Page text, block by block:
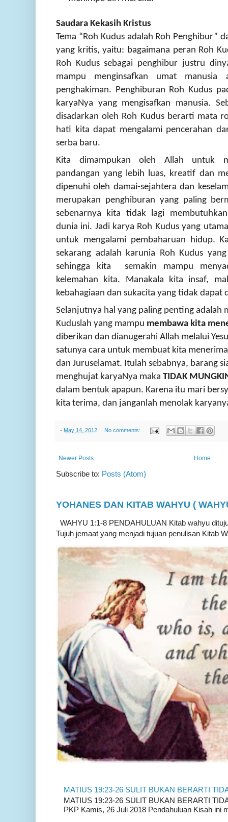
Saudara Kekasih Kristus
Tema “Roh Kudus adalah Roh Penghibur”
yang kritis, yaitu: bagaimana peran Roh
Roh Kudus sebagai penghibur justru
mampu menginsafkan umat manusia
penghakiman. Penghiburan Roh Kudus
karyaNya yang mengisafkan manusia.
disadarkan oleh Roh Kudus berarti mata
hati kita dapat mengalami pencerahan
serba baru.
Kita dimampukan oleh Allah untuk
pandangan yang lebih luas, kreatif dan
dipenuhi oleh damai-sejahtera dan
merupakan penghiburan yang paling
sebenarnya kita tidak lagi
dunia ini. Jadi karya Roh Kudus yang
untuk mengalami pembaharuan hidup.
sekarang adalah karunia Roh Kudus
sehingga kita semakin mampu
kelemahan kita. Manakala kita insaf,
kebahagiaan dan sukacita yang tidak dapat
Selanjutnya hal yang paling penting adalah
Kuduslah yang mampu membawa kita
diberikan dan dianugerahi Allah melalui
satunya cara untuk membuat kita menerima
dan Juruselamat. Itulah sebabnya, barang
menghujat karyaNya maka TIDAK
dalam bentuk apapun. Karena itu mari
kita terima, dan janganlah menolak
- May 14, 2012 No comments:
Newer Posts Home
Subscribe to: Posts (Atom)
YOHANES DAN KITAB WAHYU (
WAHYU 1:1-8 PENDAHULUAN Kitab wahyu
Tujuh jemaat yang menjadi tujuan penulisan Kitab
MATIUS 19:23-26 SULIT BUKAN BERARTI
MATIUS 19:23-26 SULIT BUKAN BERARTI
PKP Kamis, 26 Juli 2018 Pendahuluan Kisah ini